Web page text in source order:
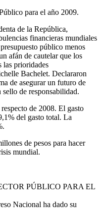
para el año 2009.
de la República,
financieras mundiales
público menos
afán de cautelar que los
las prioridades
Bachelet. Declararon
de asegurar un futuro de
de responsabilidad.
de 2008. El gasto
del gasto total. La
de pesos para hacer
mundial.
PÚBLICO PARA EL
Nacional ha dado su